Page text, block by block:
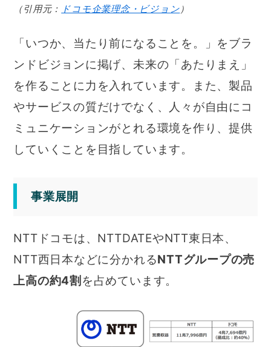
（引用元： ドコモ企業理念・ビジョン ）
「いつか、当たり前になることを。」をブラ
ンドビジョンに掲げ、未来の「あたりまえ」
を作ることに力を入れています。また、製品
やサービスの質だけでなく、人々が自由にコ
ミュニケーションがとれる環境を作り、提供
していくことを目指しています。
事業展開
NTTドコモは、NTTDATEやNTT東日本、
NTT西日本などに分かれるNTTグループの売
上高の約4割 を占めています。